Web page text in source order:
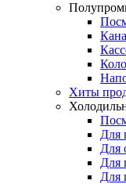
Хиты
Для
Для
Для
Для